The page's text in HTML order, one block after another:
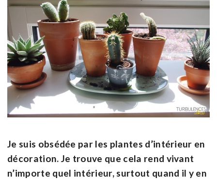
Je suis obsédée par les plantes d’intérieur en
décoration. Je trouve que cela rend vivant
n’importe quel intérieur, surtout quand il y en